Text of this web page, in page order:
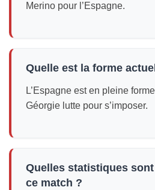
Merino pour l’Espagne.
Quelle est la forme
L’Espagne est en pleine
Géorgie lutte pour s’imposer.
Quelles statistiques
ce match ?